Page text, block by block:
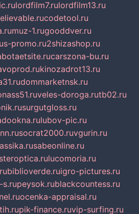
lordfilm7.rulordfilm13.ru
codetool.ru
muz-1.rugooddver.ru
promo.ru2shizashop.ru
carszona-bu.ru
kinozadrot13.ru
dommarketnsk.ru
veles-doroga.rutb02.ru
surgutgloss.ru
lubov-pic.ru
socrat2000.ruvgurin.ru
sabeonline.ru
lucomoria.ru
biblioverde.ruigro-pictures.ru
s.rupeysok.rublackcountess.ru
ocenka-appraisal.ru
pik-finance.ruvip-surfing.ru